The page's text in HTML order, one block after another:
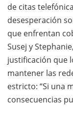
de citas
desesperación
que enfrentan
Susej y
justificación que
mantener las
estricto: “Si una
consecuencias